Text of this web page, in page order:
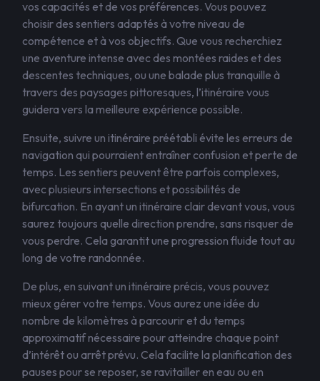
vos capacités et de vos préférences. Vous pouvez
choisir des sentiers adaptés à votre niveau de
compétence et à vos objectifs. Que vous recherchiez
une aventure intense avec des montées raides et des
descentes techniques, ou une balade plus tranquille à
travers des paysages pittoresques, l’itinéraire vous
guidera vers la meilleure expérience possible.
Ensuite, suivre un itinéraire préétabli évite les erreurs de
navigation qui pourraient entraîner confusion et perte de
temps. Les sentiers peuvent être parfois complexes,
avec plusieurs intersections et possibilités de
bifurcation. En ayant un itinéraire clair devant vous, vous
saurez toujours quelle direction prendre, sans risquer de
vous perdre. Cela garantit une progression fluide tout au
long de votre randonnée.
De plus, en suivant un itinéraire précis, vous pouvez
mieux gérer votre temps. Vous aurez une idée du
nombre de kilomètres à parcourir et du temps
approximatif nécessaire pour atteindre chaque point
d’intérêt ou arrêt prévu. Cela facilite la planification des
pauses pour se reposer, se ravitailler en eau ou en